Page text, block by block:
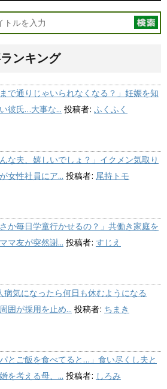
ンキング
まで通りじゃいられなくなる？」妊娠を知
彼氏…大事な... 投稿者: ふくふく
んな夫、嬉しいでしょ？」イクメン気取り
女性社員にア... 投稿者: 尾持トモ
さか毎日学童行かせるの？」共働き家庭を
マ友が突然謝... 投稿者: すじえ
病気になったら何日も休むようになる
囲が採用を止め... 投稿者: ちまき
パとご飯を食べてると…」食い尽くし夫と
を考える母、... 投稿者: しろみ